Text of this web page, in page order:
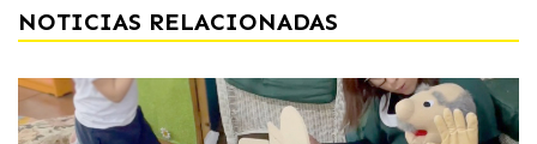
NOTICIAS RELACIONADAS